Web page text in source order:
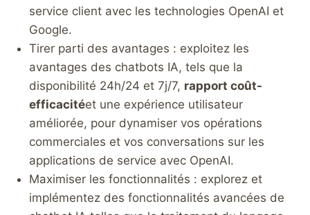
service client avec les technologies OpenAI et
Google.
Tirer parti des avantages : exploitez les
avantages des chatbots IA, tels que la
disponibilité 24h/24 et 7j/7, rapport coût-
efficacitéet une expérience utilisateur
améliorée, pour dynamiser vos opérations
commerciales et vos conversations sur les
applications de service avec OpenAI.
Maximiser les fonctionnalités : explorez et
implémentez des fonctionnalités avancées de